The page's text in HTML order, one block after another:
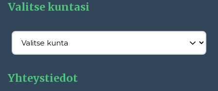
Valitse kuntasi
Yhteystiedot